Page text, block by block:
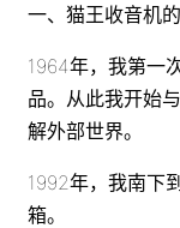
一、猫王收音机
1964年，我第一
品。从此我开始
解外部世界。
1992年，我南下
箱。